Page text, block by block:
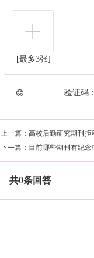
[最多3张]
验证码：
上一篇： 高校后勤研究期刊拒
下一篇： 目前哪些期刊有纪
共0条回答